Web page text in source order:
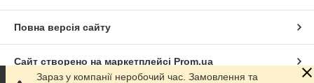
Повна версія сайту
Сайт створено на маркетплейсі Prom.ua
Зараз у компанії неробочий час. Замовлення та